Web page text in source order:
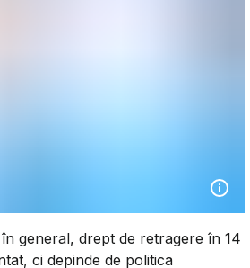
general, drept de retragere în 14
ci depinde de politica